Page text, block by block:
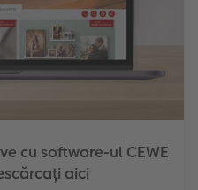
cu software-ul CEWE
aici